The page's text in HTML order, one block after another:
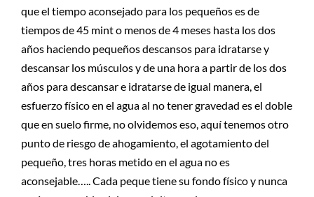
que el tiempo aconsejado para los pequeños es de
tiempos de 45 mint o menos de 4 meses hasta los dos
años haciendo pequeños descansos para idratarse y
descansar los músculos y de una hora a partir de los dos
años para descansar e idratarse de igual manera, el
esfuerzo físico en el agua al no tener gravedad es el doble
que en suelo firme, no olvidemos eso, aquí tenemos otro
punto de riesgo de ahogamiento, el agotamiento del
pequeño, tres horas metido en el agua no es
aconsejable….. Cada peque tiene su fondo físico y nunca